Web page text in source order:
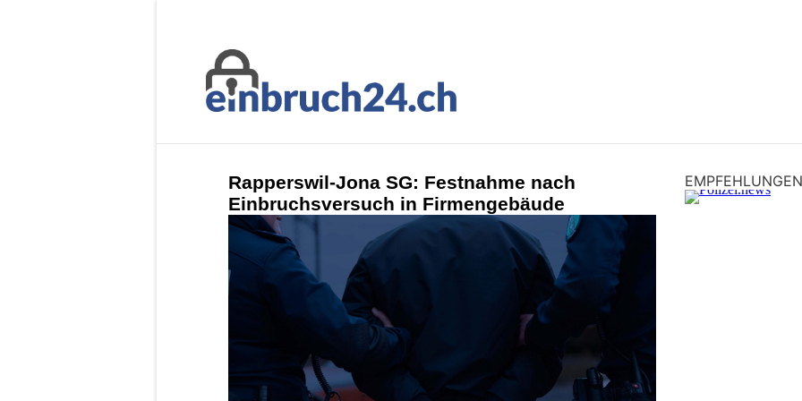
Rapperswil-Jona SG: Festnahme nach
Einbruchsversuch in Firmengebäude
EMPFEHLUNGEN